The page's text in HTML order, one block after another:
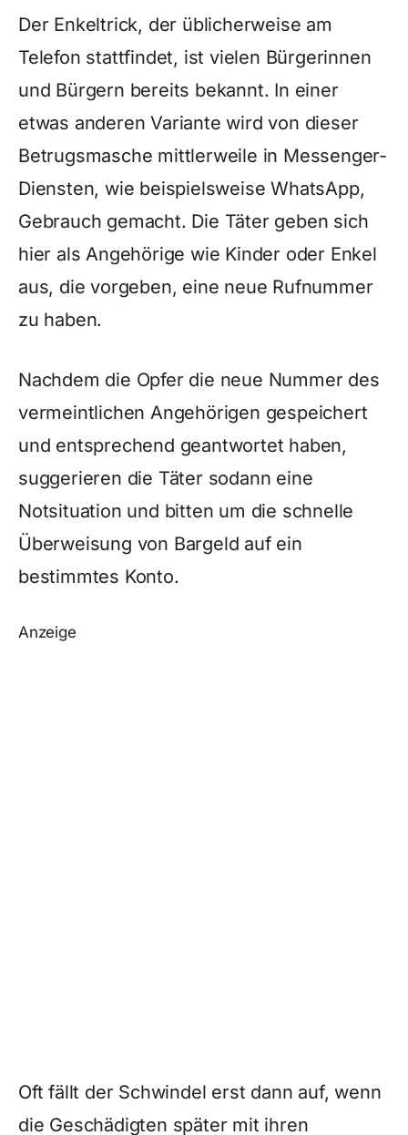
Der Enkeltrick, der üblicherweise am
Telefon stattfindet, ist vielen Bürgerinnen
und Bürgern bereits bekannt. In einer
etwas anderen Variante wird von dieser
Betrugsmasche mittlerweile in Messenger-
Diensten, wie beispielsweise WhatsApp,
Gebrauch gemacht. Die Täter geben sich
hier als Angehörige wie Kinder oder Enkel
aus, die vorgeben, eine neue Rufnummer
zu haben.
Nachdem die Opfer die neue Nummer des
vermeintlichen Angehörigen gespeichert
und entsprechend geantwortet haben,
suggerieren die Täter sodann eine
Notsituation und bitten um die schnelle
Überweisung von Bargeld auf ein
bestimmtes Konto.
Anzeige
Oft fällt der Schwindel erst dann auf, wenn
die Geschädigten später mit ihren